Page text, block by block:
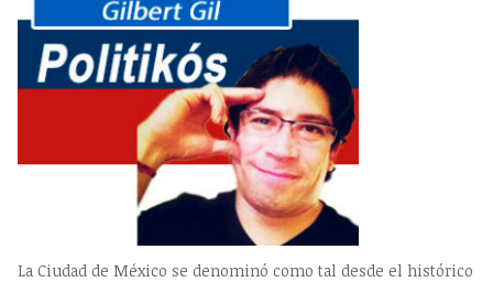
La Ciudad de México se denominó como tal desde el histórico